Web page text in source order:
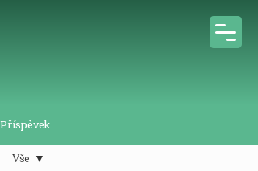
Příspěvek
Vše